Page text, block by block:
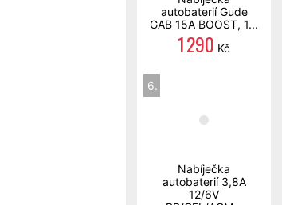
autobaterií Gude
GAB 15A BOOST, 1...
1 290 Kč
6.
Nabíječka
autobaterií 3,8A
12/6V